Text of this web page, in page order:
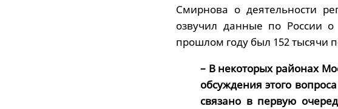
Смирнова о деятельности
озвучил данные по России
прошлом году был 152 тысячи
– В некоторых районах
обсуждения этого
связано в первую